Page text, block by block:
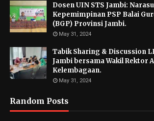
Dosen UIN STS Jambi:
Kepemimpinan PSP Balai
(BGP) Provinsi Jambi.
May 31, 2024
Tabik Sharing & Discussion
Jambi bersama Wakil Rektor
Kelembagaan.
May 31, 2024
Random Posts